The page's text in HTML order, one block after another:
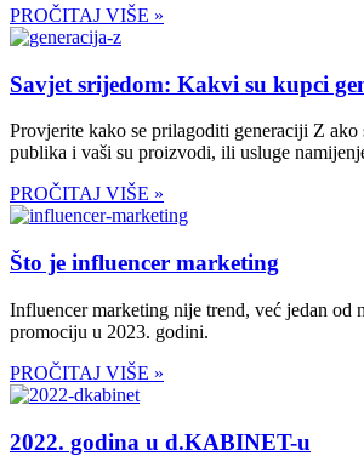
PROČITAJ VIŠE »
Savjet srijedom: Kakvi su kupci
Provjerite kako se prilagoditi generaciji Z ako
publika i vaši su proizvodi, ili usluge
PROČITAJ VIŠE »
Što je influencer marketing
Influencer marketing nije trend, već jedan od
promociju u 2023. godini.
PROČITAJ VIŠE »
2022. godina u d.KABINET-u